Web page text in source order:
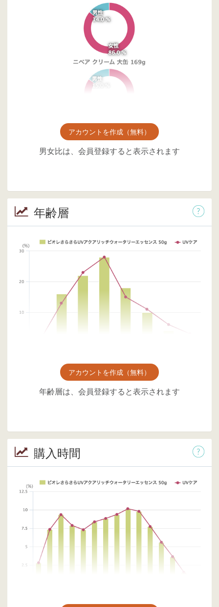
アカウントを作成（無料）
男女比は、会員登録すると表示されます
年齢層
アカウントを作成（無料）
年齢層は、会員登録すると表示されます
購入時間